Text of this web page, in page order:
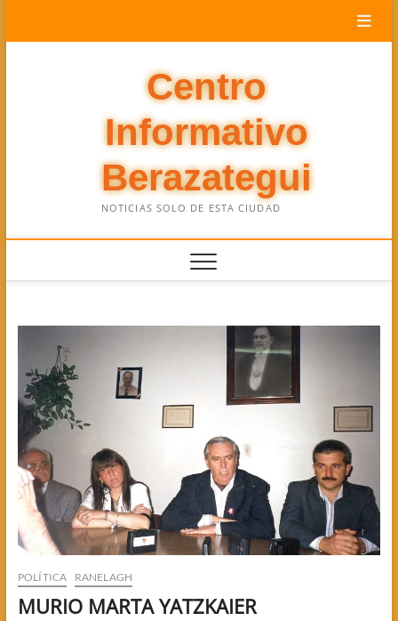
Centro
Informativo
Berazategui
NOTICIAS SOLO DE ESTA CIUDAD
POLÍTICA RANELAGH
MURIO MARTA YATZKAIER